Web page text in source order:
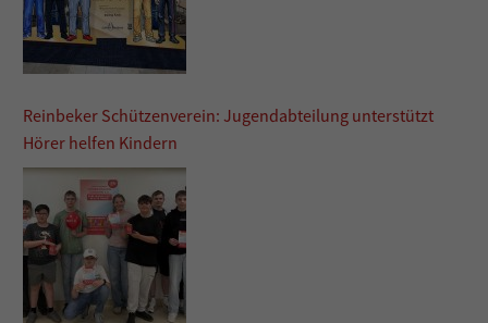
Reinbeker Schützenverein: Jugendabteilung unterstützt
Hörer helfen Kindern